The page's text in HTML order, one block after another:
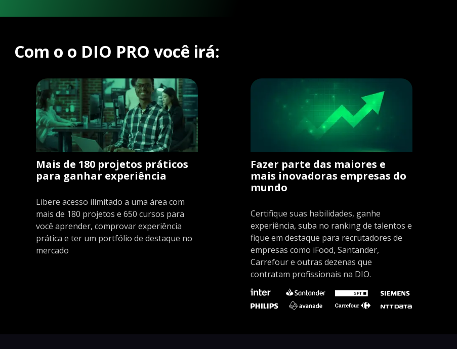
Com o o DIO PRO você irá:
Mais de 180 projetos práticos
para ganhar experiência
Libere acesso ilimitado a uma área com
mais de 180 projetos e 650 cursos para
você aprender, comprovar experiência
prática e ter um portfólio de destaque no
mercado
Fazer parte das maiores e
mais inovadoras empresas do
mundo
Certifique suas habilidades, ganhe
experiência, suba no ranking de talentos e
fique em destaque para recrutadores de
empresas como iFood, Santander,
Carrefour e outras dezenas que
contratam profissionais na DIO.